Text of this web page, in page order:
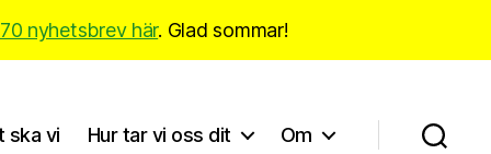
nyhetsbrev här. Glad sommar!
ska vi Hur tar vi oss dit Om